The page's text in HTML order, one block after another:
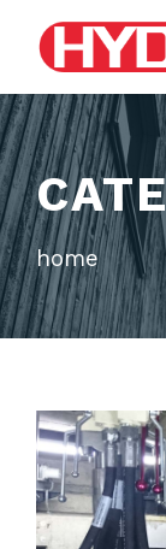
home